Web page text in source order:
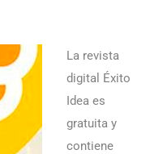
La revista
digital Éxito
Idea es
gratuita y
contiene